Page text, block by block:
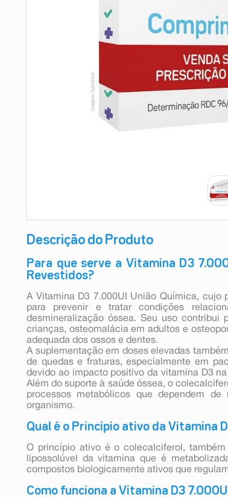
Descrição do Produto
Para que serve a Vitamina D3
Revestidos?
A Vitamina D3 7.000UI União Química,
para prevenir e tratar condições
desmineralização óssea. Seu uso contribui
crianças, osteomalácia em adultos e
adequada dos ossos e dentes.
A suplementação em doses elevadas
de quedas e fraturas, especialmente em
devido ao impacto positivo da vitamina D3
Além do suporte à saúde óssea, o
processos metabólicos que dependem
organismo.
Qual é o Princípio ativo da Vitamina
O princípio ativo é o colecalciferol,
lipossolúvel da vitamina que é
compostos biologicamente ativos que
Como funciona a Vitamina D3
teste gravidez
10ºesmalte